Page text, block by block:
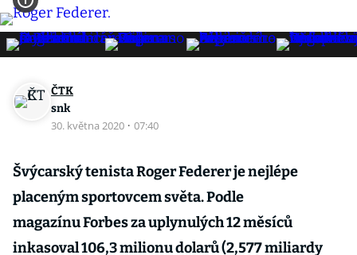
ČTK
snk
30. května 2020 · 07:40
Švýcarský tenista Roger Federer je nejlépe
placeným sportovcem světa. Podle
magazínu Forbes za uplynulých 12 měsíců
inkasoval 106,3 milionu dolarů (2,577 miliardy